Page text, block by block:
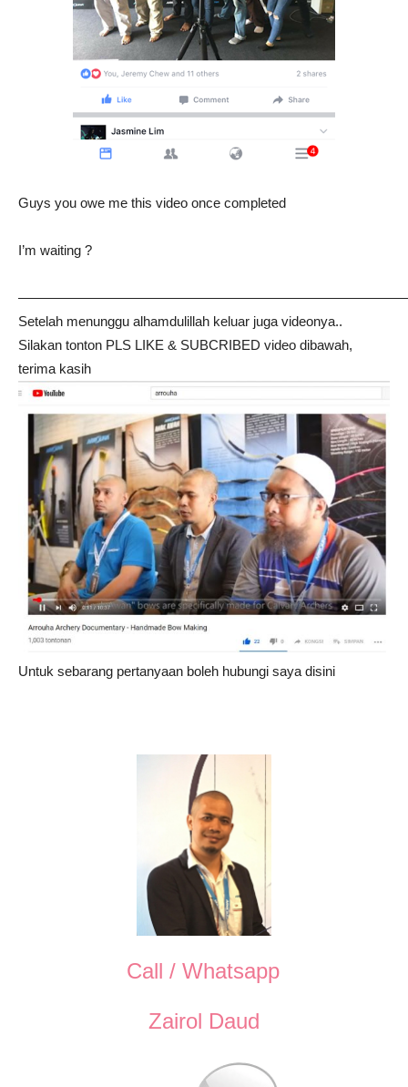
Guys you owe me this video once completed
I’m waiting ?
Setelah menunggu alhamdulillah keluar juga videonya..
Silakan tonton PLS LIKE & SUBCRIBED video dibawah,
terima kasih
Untuk sebarang pertanyaan boleh hubungi saya disini
Call / Whatsapp
Zairol Daud